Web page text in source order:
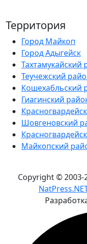
Территория
Город Майкоп
Город Адыгейск
Тахтамукайский
Теучежский
Кошехабльский
Гиагинский
Шовгеновский
Майкопский
Copyright © 2003-